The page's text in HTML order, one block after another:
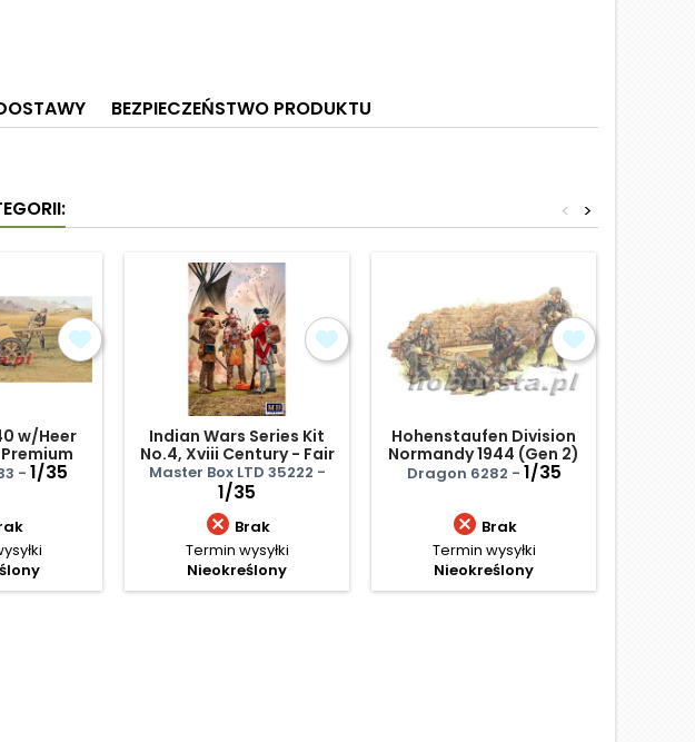
BEZPIECZEŃSTWO PRODUKTU
>
<
w/Heer
- 1/35
Indian Wars Series Kit
No.4, Xviii Century - Fair
Exchange
Master Box LTD 35222 -
1/35
 Brak
Termin wysyłki
Nieokreślony
Hohenstaufen Division
Normandy 1944 (Gen 2)
Dragon 6282 - 1/35
 Brak
Termin wysyłki
Nieokreślony